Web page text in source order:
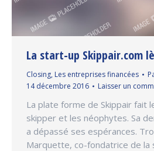
La start-up Skippair.com
Closing, Les entreprises financées
14 décembre 2016
Laisser un
La plate forme de Skippair fait
skipper et les néophytes. Sa
a dépassé ses espérances.
Marquette, co-fondatrice de la